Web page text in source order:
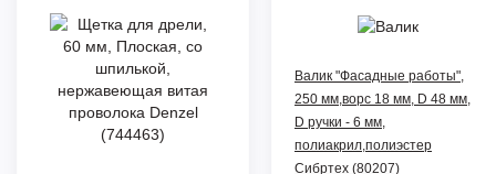
Валик "Фасадные работы",
250 мм,ворс 18 мм, D 48 мм,
D ручки - 6 мм,
полиакрил,полиэстер
Сибртех (80207)